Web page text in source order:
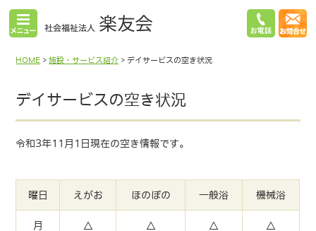
HOME >施設・サービス紹介 > デイサービスの空き状況
デイサービスの空き状況
令和3年11月1日現在の空き情報です。
曜日 えがお ほのぼの 一般浴 機械浴
月 △ △ △ △